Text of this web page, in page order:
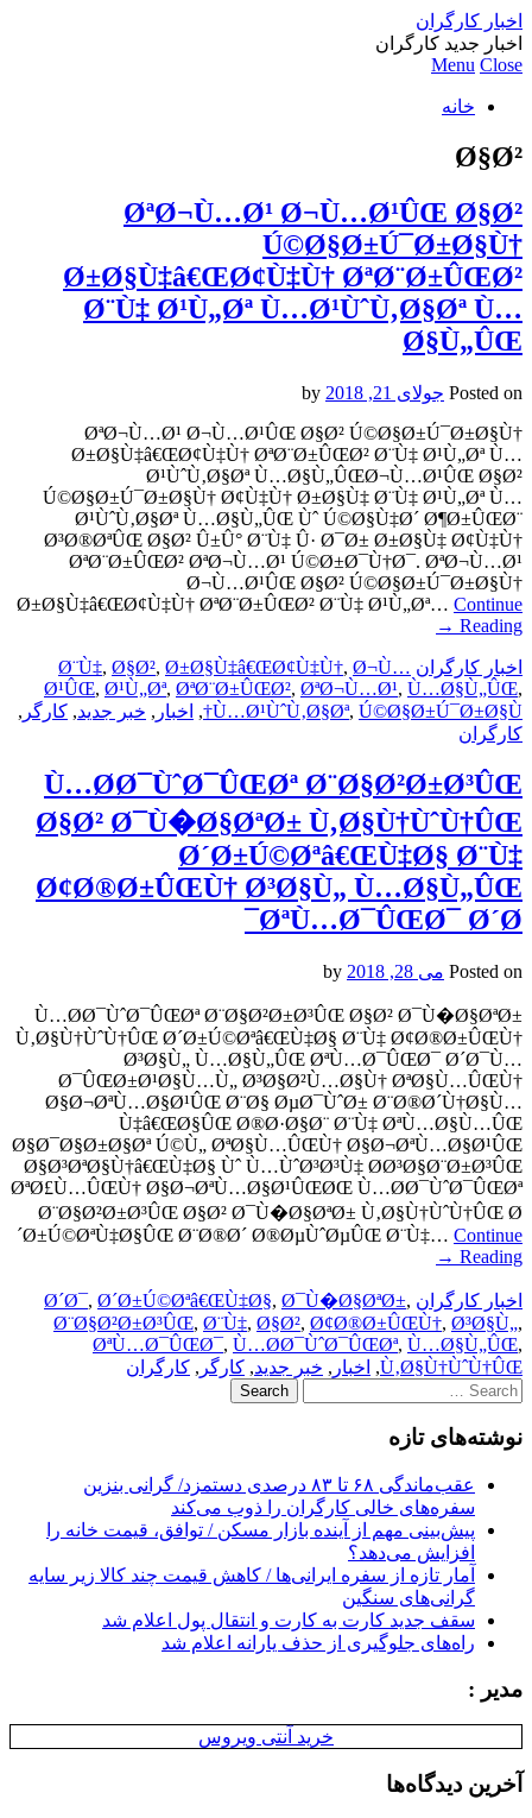
اخبار کارگران
اخبار جدید کارگران
Menu Close
خانه
Ø§Ø²
ØªØ¬Ù…Ø¹ Ø¬Ù…Ø¹ÛŒ Ø§Ø²
Ú©Ø§Ø±Ú¯Ø±Ø§Ù†
Ø±Ø§Ù‡â€ŒØ¢Ù‡Ù† ØªØ¨Ø±ÛŒØ²
Ø¨Ù‡ Ø¹Ù„Øª Ù…Ø¹ÙˆÙ‚Ø§Øª Ù…
Ø§Ù„ÛŒ
Posted on جولای 21, 2018
ØªØ¬Ù…Ø¹ Ø¬Ù…Ø¹ÛŒ Ø§Ø² Ú©Ø§Ø±Ú¯Ø±Ø§Ù†
Ø±Ø§Ù‡â€ŒØ¢Ù‡Ù† ØªØ¨Ø±ÛŒØ² Ø¨Ù‡ Ø¹Ù„Øª Ù…
Ø¹ÙˆÙ‚Ø§Øª Ù…Ø§Ù„ÛŒØ¬Ù…Ø¹ÛŒ Ø§Ø²
Ú©Ø§Ø±Ú¯Ø±Ø§Ù† Ø¢Ù‡Ù† Ø±Ø§Ù‡ Ø¨Ù‡ Ø¹Ù„Øª Ù…
Ø¹ÙˆÙ‚Ø§Øª Ù…Ø§Ù„ÛŒ Ùˆ Ú©Ø§Ù‡Ø´ Ø¶Ø±ÛŒØ¨
Ø³Ø®ØªÛŒ Ø§Ø² Û±Û° Ø¨Ù‡ Û· Ø¯Ø± Ø±Ø§Ù‡ Ø¢Ù‡Ù†
ØªØ¨Ø±ÛŒØ² ØªØ¬Ù…Ø¹ Ú©Ø±Ø¯Ù†Ø¯. ØªØ¬Ù…Ø¹
Ø¬Ù…Ø¹ÛŒ Ø§Ø² Ú©Ø§Ø±Ú¯Ø±Ø§Ù†
Ø±Ø§Ù‡â€ŒØ¢Ù‡Ù† ØªØ¨Ø±ÛŒØ² Ø¨Ù‡ Ø¹Ù„Øª… Continue
Reading
→
اخبار کارگران Ø¨Ù‡, Ø§Ø², Ø±Ø§Ù‡â€ŒØ¢Ù‡Ù†, Ø¬Ù…
Ø¹ÛŒ, Ø¹Ù„Øª, ØªØ¨Ø±ÛŒØ², ØªØ¬Ù…Ø¹, Ù…Ø§Ù„ÛŒ,
Ù…Ø¹ÙˆÙ‚Ø§Øª, Ú©Ø§Ø±Ú¯Ø±Ø§Ù†
, اخبار , خبر جدید, کارگر ,
کارگران
Ù…Ø­Ø¯ÙˆØ¯ÛŒØª Ø¨Ø§Ø²Ø±Ø³ÛŒ
Ø§Ø² Ø¯Ù�Ø§ØªØ± Ù‚Ø§Ù†ÙˆÙ†ÛŒ
Ø´Ø±Ú©Øªâ€ŒÙ‡Ø§ Ø¨Ù‡
Ø¢Ø®Ø±ÛŒÙ† Ø³Ø§Ù„ Ù…Ø§Ù„ÛŒ
ØªÙ…Ø¯ÛŒØ¯ Ø´Ø¯
Posted on می 28, 2018
Ù…Ø­Ø¯ÙˆØ¯ÛŒØª Ø¨Ø§Ø²Ø±Ø³ÛŒ Ø§Ø² Ø¯Ù�Ø§ØªØ±
Ù‚Ø§Ù†ÙˆÙ†ÛŒ Ø´Ø±Ú©Øªâ€ŒÙ‡Ø§ Ø¨Ù‡ Ø¢Ø®Ø±ÛŒÙ†
Ø³Ø§Ù„ Ù…Ø§Ù„ÛŒ ØªÙ…Ø¯ÛŒØ¯ Ø´Ø¯Ù…
Ø¯ÛŒØ±Ø¹Ø§Ù…Ù„ Ø³Ø§Ø²Ù…Ø§Ù† ØªØ§Ù…ÛŒÙ†
Ø§Ø¬ØªÙ…Ø§Ø¹ÛŒ Ø¨Ø§ ØµØ¯ÙˆØ± Ø¨Ø®Ø´Ù†Ø§Ù…
Ù‡â€ŒØ§ÛŒ Ø®Ø·Ø§Ø¨ Ø¨Ù‡ ØªÙ…Ø§Ù…ÛŒ
Ø§Ø¯Ø§Ø±Ø§Øª Ú©Ù„ ØªØ§Ù…ÛŒÙ† Ø§Ø¬ØªÙ…Ø§Ø¹ÛŒ
Ø§Ø³ØªØ§Ù†â€ŒÙ‡Ø§ Ùˆ Ù…ÙˆØ³Ø³Ù‡ Ø­Ø³Ø§Ø¨Ø±Ø³ÛŒ
ØªØ£Ù…ÛŒÙ† Ø§Ø¬ØªÙ…Ø§Ø¹ÛŒØŒ Ù…Ø­Ø¯ÙˆØ¯ÛŒØª
Ø¨Ø§Ø²Ø±Ø³ÛŒ Ø§Ø² Ø¯Ù�Ø§ØªØ± Ù‚Ø§Ù†ÙˆÙ†ÛŒ Ø
´Ø±Ú©ØªÙ‡Ø§ÛŒ Ø¨Ø®Ø´ Ø®ØµÙˆØµÛŒ Ø¨Ù‡… Continue
Reading
→
اخبار کارگران Ø´Ø¯, Ø´Ø±Ú©Øªâ€ŒÙ‡Ø§, Ø¯Ù�Ø§ØªØ±,
Ø¨Ø§Ø²Ø±Ø³ÛŒ, Ø¨Ù‡, Ø§Ø², Ø¢Ø®Ø±ÛŒÙ†, Ø³Ø§Ù„,
ØªÙ…Ø¯ÛŒØ¯, Ù…Ø­Ø¯ÙˆØ¯ÛŒØª, Ù…Ø§Ù„ÛŒ,
Ù‚Ø§Ù†ÙˆÙ†ÛŒ
, اخبار , خبر جدید, کارگر , کارگران
Search
for:
نوشته‌های تازه
عقب‌ماندگی ۶۸ تا ۸۳ درصدی دستمزد/ گرانی بنزین
سفره‌های خالی کارگران را ذوب می‌کند
پیش‌بینی مهم از آینده بازار مسکن / توافق، قیمت خانه را
افزایش می‌دهد؟
آمار تازه از سفره ایرانی‌ها / کاهش قیمت چند کالا زیر سایه
گرانی‌های سنگین
سقف جدید کارت به کارت و انتقال پول اعلام شد
راه‌های جلوگیری از حذف یارانه اعلام شد
مدیر :
خرید آنتی ویروس
آخرین دیدگاه‌ها